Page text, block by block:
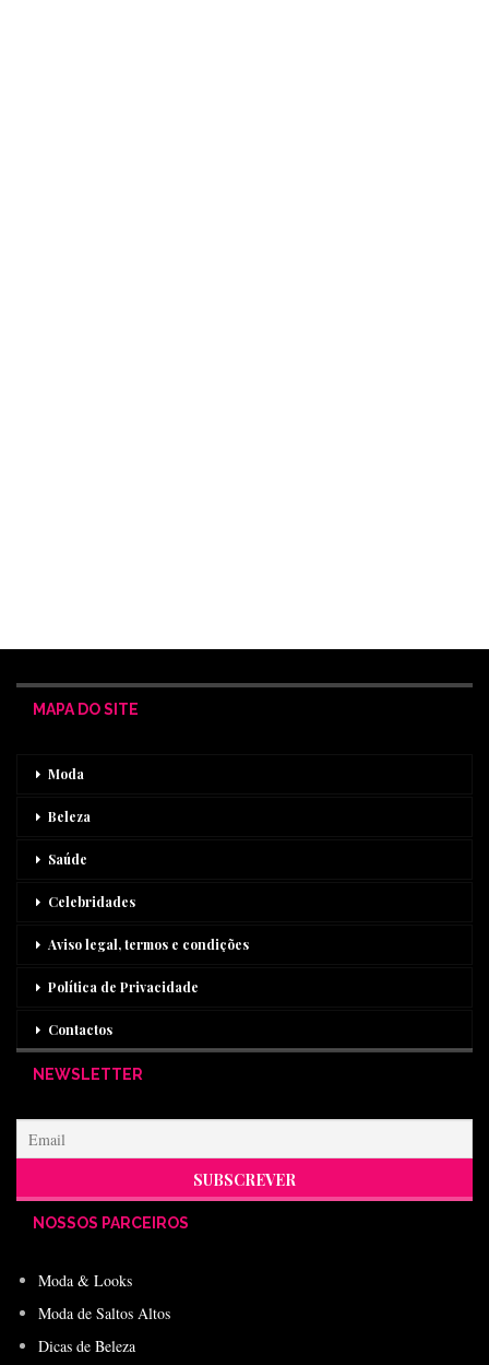
MAPA DO SITE
Moda
Beleza
Saúde
Celebridades
Aviso legal, termos e condições
Política de Privacidade
Contactos
NEWSLETTER
NOSSOS PARCEIROS
Moda & Looks
Moda de Saltos Altos
Dicas de Beleza